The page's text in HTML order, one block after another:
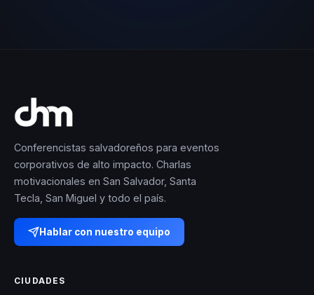
Conferencistas salvadoreños para eventos
corporativos de alto impacto. Charlas
motivacionales en San Salvador, Santa
Tecla, San Miguel y todo el país.
Hablar con nuestro equipo
CIUDADES